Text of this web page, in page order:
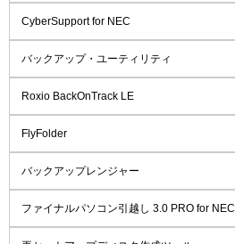
CyberSupport for NEC
バックアップ・ユーティリティ
Roxio BackOnTrack LE
FlyFolder
バックアップレンジャー
ファイナルパソコン引越し 3.0 PRO for NEC